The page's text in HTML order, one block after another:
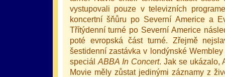
vystupovali pouze v televizních
koncertní šňůru po Severní Americe a
Třítýdenní turné po Severní Americe
poté evropská část turné. Zřejmě
šestidenní zastávka v londýnské
speciál ABBA In Concert. Jak se ukázalo,
Movie měly zůstat jedinými záznamy z